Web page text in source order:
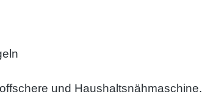
und Haushaltsnähmaschine.